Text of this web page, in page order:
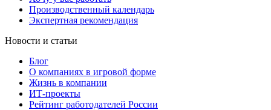
Производственный календарь
Экспертная рекомендация
Новости и статьи
Блог
О компаниях в игровой форме
Жизнь в компании
ИТ-проекты
Рейтинг работодателей России